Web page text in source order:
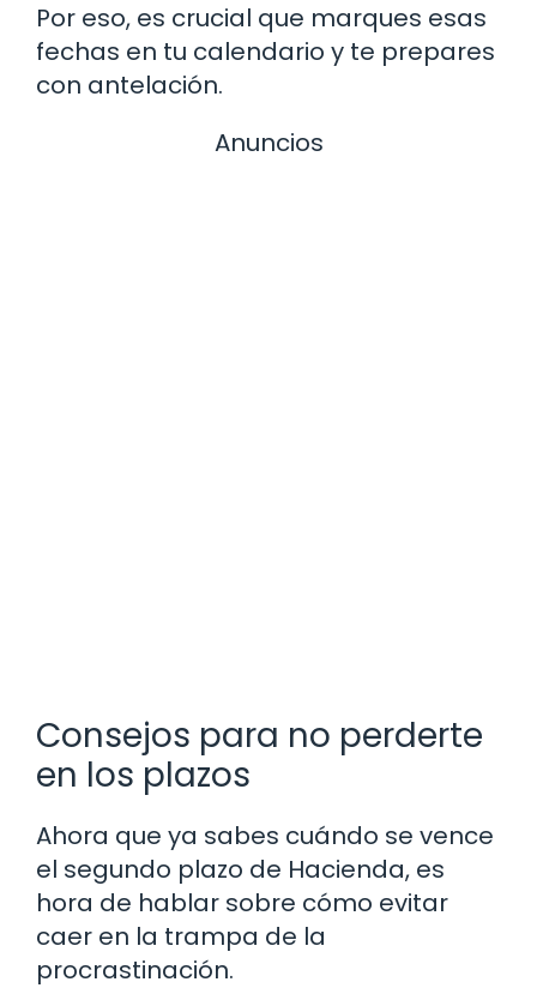
Por eso, es crucial que marques esas
fechas en tu calendario y te prepares
con antelación.
Anuncios
Consejos para no perderte
en los plazos
Ahora que ya sabes cuándo se vence
el segundo plazo de Hacienda, es
hora de hablar sobre cómo evitar
caer en la trampa de la
procrastinación.